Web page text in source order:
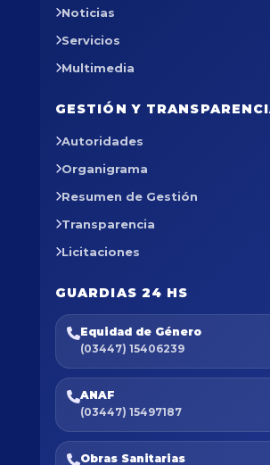
Noticias
Servicios
Multimedia
GESTIÓN Y
Autoridades
Organigrama
Resumen de Gestión
Transparencia
Licitaciones
GUARDIAS 24 HS
Equidad de Género
(03447) 15406239
ANAF
(03447) 15497187
Obras Sanitarias